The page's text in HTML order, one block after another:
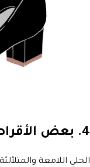
4. بعض الأقراط التي تلامس الكتف
الحلي اللامعة